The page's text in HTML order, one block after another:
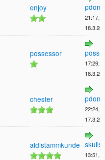
enjoy
21:17,
possessor
17:29,
chester
22:24,
aldistammkunde
13:51,